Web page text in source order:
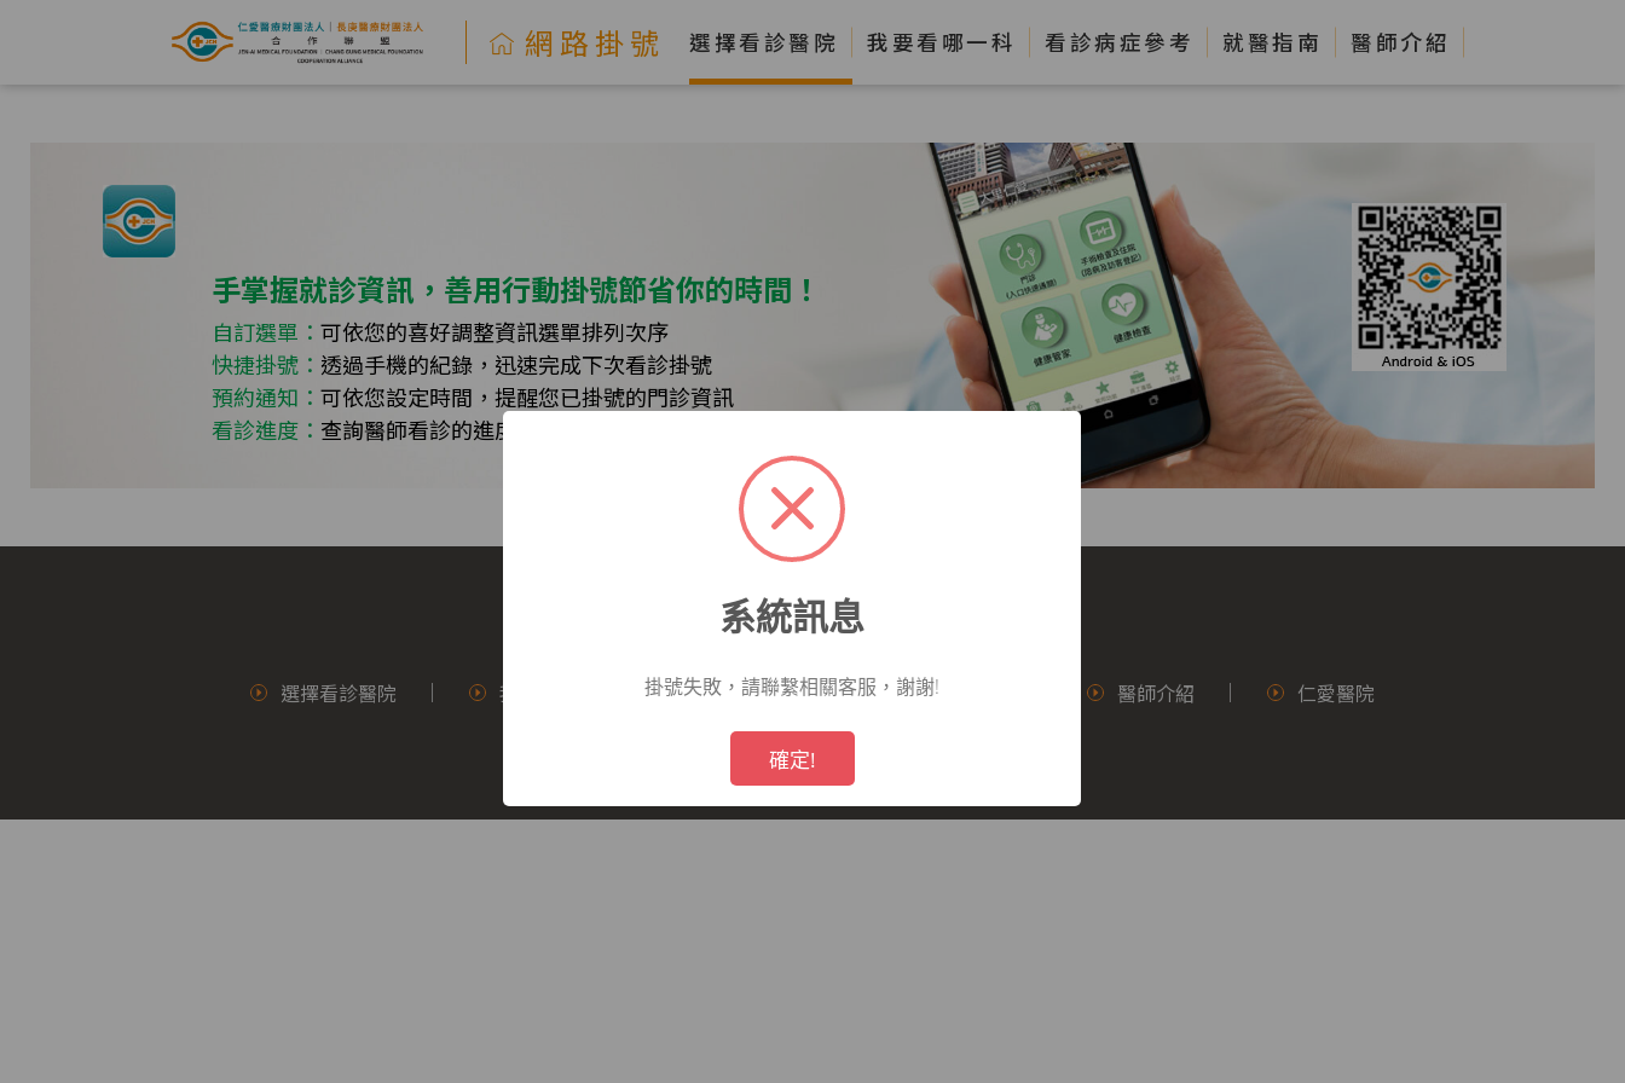
網
號
系
醫
網路掛號 選擇看診醫院 我要看哪一科 看診病症參考 就醫指南 醫師介紹
手掌握就診資訊，善用行動掛號節省你的時間！
自訂選單： 可依您的喜好調整資訊選單排列次序
快捷掛號： 透過手機的紀錄，迅速完成下次看診掛號
預約通知： 可依您設定時間，提醒您已掛號的門診資訊
看診進度： 查詢醫師看診的進度，隨時掌握您的行程
選擇看診醫院 我要看哪一科 看診病症參考 就醫指南 醫師介紹 仁愛醫院
仁愛醫院所有,未經授權,禁止轉載.
系統訊息
掛號失敗，請聯繫相關客服，謝謝!
確定!